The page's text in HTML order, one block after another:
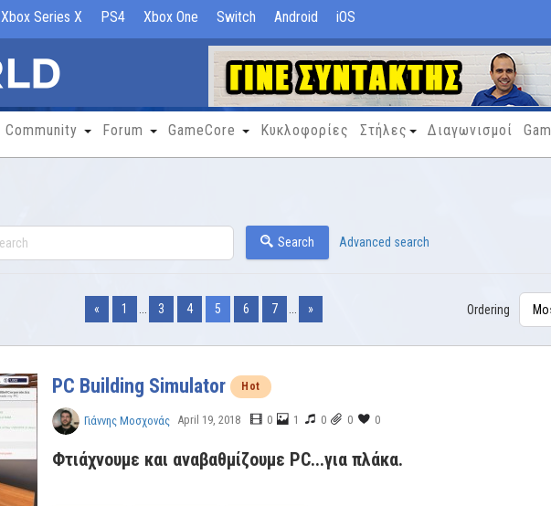
Xbox Series X PS4 Xbox One Switch Android iOS
Community Forum GameCore Κυκλοφορίες Στήλες Διαγωνισμοί
Search Advanced search
« 1 3 4 5 6 7 » Ordering
PC Building Simulator Hot
Γιάννης Μοσχονάς April 19, 2018 0 1 0 0 0
Φτιάχνουμε και αναβαθμίζουμε PC...για πλάκα.